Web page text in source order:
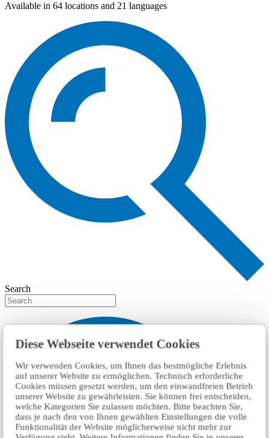
Diese Webseite verwendet Cookies
Wir verwenden Cookies, um Ihnen das bestmögliche Erlebnis
auf unserer Website zu ermöglichen. Technisch erforderliche
Cookies müssen gesetzt werden, um den einwandfreien Betrieb
unserer Website zu gewährleisten. Sie können frei entscheiden,
welche Kategorien Sie zulassen möchten. Bitte beachten Sie,
dass je nach den von Ihnen gewählten Einstellungen die volle
Funktionalität der Website möglicherweise nicht mehr zur
Available in 64 locations and 21 languages
Search